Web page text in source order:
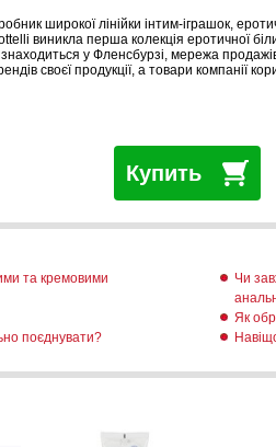
широкої лінійки інтим-іграшок,
виникла перша колекція еротичної
у Фленсбурзі, мережа
своєї продукції, а товари компанії
Купить
та кремовими
поєднувати?
Чи
Як